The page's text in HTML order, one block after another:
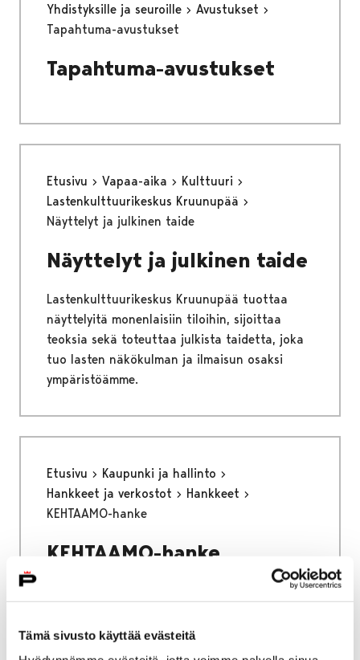
Tämä sivusto käyttää evästeitä
Yhdistyksille ja seuroille
Avustukset
Tapahtuma-avustukset
Tapahtuma-avustukset
Etusivu Vapaa-aika
Kulttuuri
Lastenkulttuurikeskus Kruunupää
Näyttelyt ja julkinen taide
Näyttelyt ja julkinen taide
Lastenkulttuurikeskus Kruunupää tuottaa
näyttelyitä monenlaisiin tiloihin, sijoittaa
teoksia sekä toteuttaa julkista taidetta, joka
tuo lasten näkökulman ja ilmaisun osaksi
ympäristöämme.
Etusivu
Kaupunki ja hallinto
Hankkeet ja verkostot
Hankkeet
KEHTAAMO-hanke
KEHTAAMO-hanke
Katuväkivallan ehkäisyä turvallisten aikuisten